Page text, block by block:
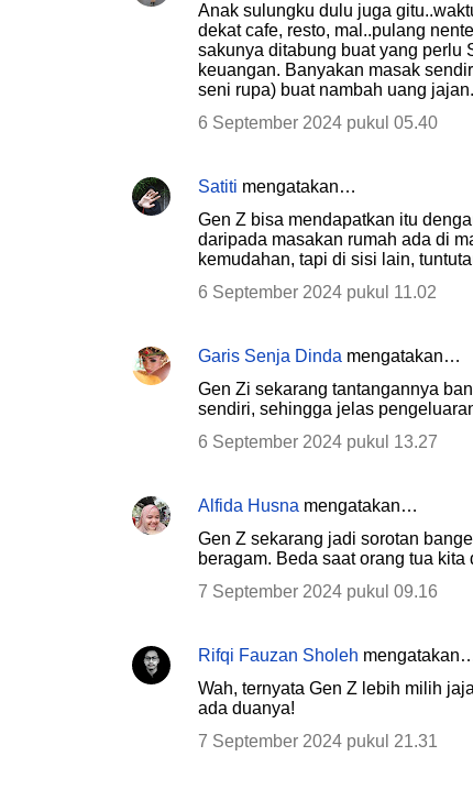
Anak sulungku dulu juga
dekat cafe, resto, mal..pulang
sakunya ditabung buat yang perlu
keuangan. Banyakan masak
seni rupa) buat nambah uang jajan.
6 September 2024 pukul 05.40
Satiti mengatakan…
Gen Z bisa mendapatkan itu
daripada masakan rumah ada di
kemudahan, tapi di sisi lain,
6 September 2024 pukul 11.02
Garis Senja Dinda mengatakan…
Gen Zi sekarang tantangannya
sendiri, sehingga jelas
6 September 2024 pukul 13.27
Alfida Husna mengatakan…
Gen Z sekarang jadi sorotan
beragam. Beda saat orang tua
7 September 2024 pukul 09.16
Rifqi Fauzan Sholeh
Wah, ternyata Gen Z lebih milih
ada duanya!
7 September 2024 pukul 21.31